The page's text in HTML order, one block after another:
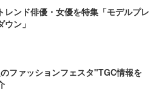
レンド俳優・女優を特集「モデルプレ
ン」
ファッションフェスタ"TGC情報を